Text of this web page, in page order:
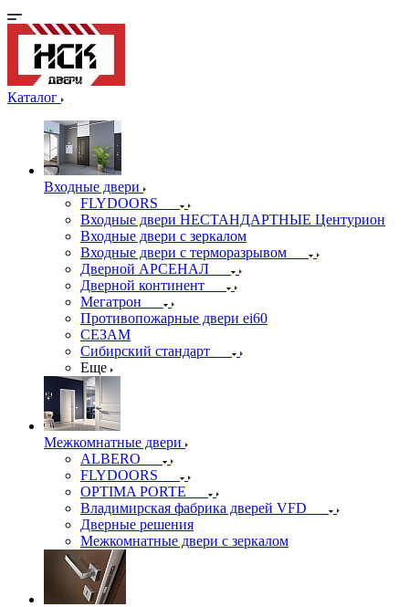
Каталог
Входные двери
FLYDOORS
Входные двери НЕСТАНДАРТНЫЕ Центурион
Входные двери с зеркалом
Входные двери с терморазрывом
Дверной АРСЕНАЛ
Дверной континент
Мегатрон
Противопожарные двери ei60
СЕЗАМ
Сибирский стандарт
Еще
Межкомнатные двери
ALBERO
FLYDOORS
OPTIMA PORTE
Владимирская фабрика дверей VFD
Дверные решения
Межкомнатные двери c зеркалом